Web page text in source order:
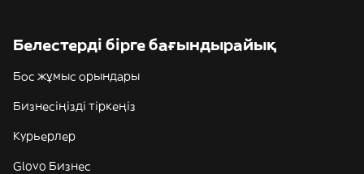
Белестерді бірге бағындырайық
Бос жұмыс орындары
Бизнесіңізді тіркеңіз
Курьерлер
Glovo Бизнес